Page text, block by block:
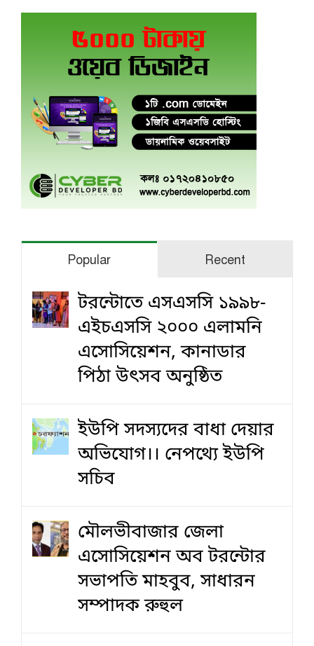
Popular Recent
টরন্টোতে এসএসসি ১৯৯৮-
এইচএসসি ২০০০ এলামনি
এসোসিয়েশন, কানাডার
পিঠা উৎসব অনুষ্ঠিত
ইউপি সদস্যদের বাধা দেয়ার
অভিযোগ।। নেপথ্যে ইউপি
সচিব
মৌলভীবাজার জেলা
এসোসিয়েশন অব টরন্টোর
সভাপতি মাহবুব, সাধারন
সম্পাদক রুহুল